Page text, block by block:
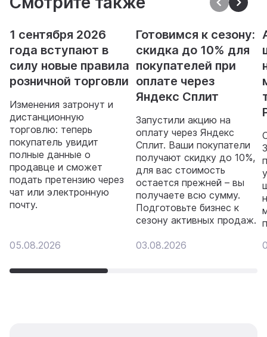
1 сентября 2026
года вступают в
силу новые правила
розничной торговли
Изменения затронут и
дистанционную
торговлю: теперь
покупатель увидит
полные данные о
продавце и сможет
подать претензию через
чат или электронную
почту.
05.08.2026
Готовимся к сезону:
скидка до 10% для
покупателей при
оплате через
Яндекс Сплит
Запустили акцию на
оплату через Яндекс
Сплит. Ваши покупатели
получают скидку до 10%,
для вас стоимость
остается прежней – вы
получаете всю сумму.
Подготовьте бизнес к
сезону активных продаж.
03.08.2026